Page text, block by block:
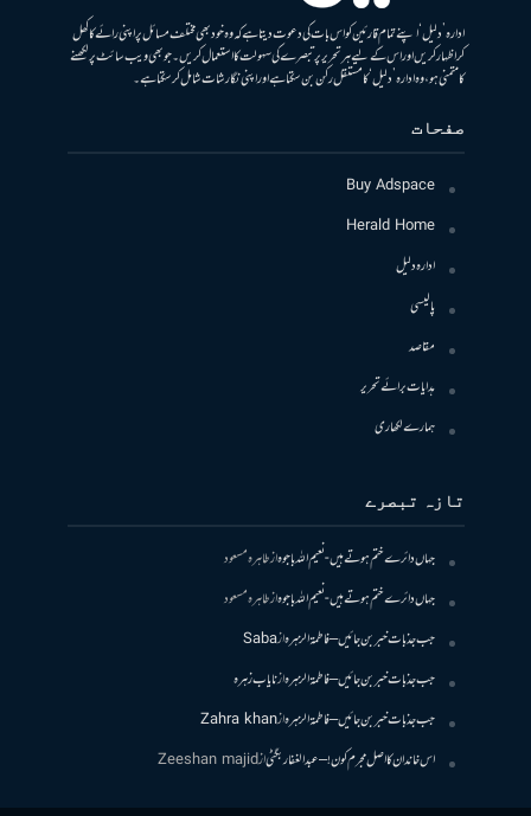
ادارہ ’دلیل‘ اپنے تمام قارئین کو اس بات کی دعوت دیتا ہے کہ وہ خود بھی مختلف مسائل پر اپنی رائے کا کھل
کر اظہار کریں اور اس کے لیے ہر تحریر پر تبصرے کی سہولت کا استعمال کریں۔ جو بھی ویب سائٹ پر لکھنے
کا متمنی ہو، وہ ادارہ ’دلیل‘ کا مستقل رکن بن سکتا ہے اور اپنی نگارشات شامل کرسکتا ہے۔
صفحات
Buy Adspace
Herald Home
ادارہ دلیل
پالیسی
مقاصد
ہدایات برائے تحریر
ہمارے لکھاری
تازہ تبصرے
جہاں دائرے ختم ہوتے ہیں- نعیم اللہ باجوہازطاہرہ مسعود
جہاں دائرے ختم ہوتے ہیں- نعیم اللہ باجوہازطاہرہ مسعود
جب جذبات خبر بن جائیں – فاطمۃالزہرہازSaba
جب جذبات خبر بن جائیں – فاطمۃالزہرہازنایاب زہرہ
جب جذبات خبر بن جائیں – فاطمۃالزہرہازZahra khan
اس خاندان کا اصل مجرم کون! – عبدالغفار بگٹیازZeeshan majid